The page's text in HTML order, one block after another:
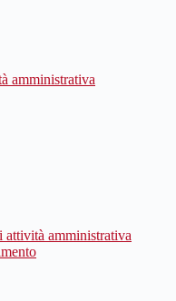
amministrativa
attività amministrativa